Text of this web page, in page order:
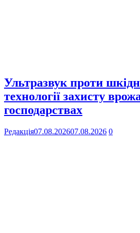
Ультразвук проти
технології захисту
господарствах
Редакція07.08.202607.08.2026 0